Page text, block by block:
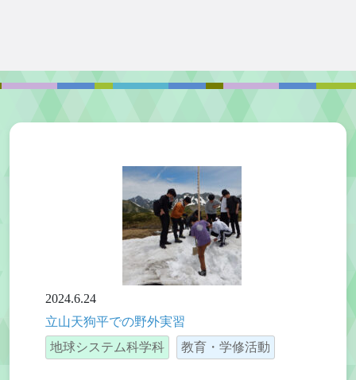
2024.6.24
立山天狗平での野外実習
地球システム科学科
教育・学修活動